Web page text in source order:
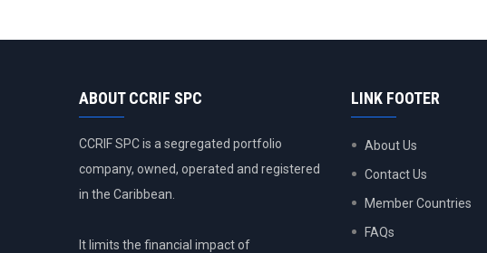
ABOUT CCRIF SPC
CCRIF SPC is a segregated portfolio
company, owned, operated and registered
in the Caribbean.
It limits the financial impact of
LINK FOOTER
About Us
Contact Us
Member Countries
FAQs